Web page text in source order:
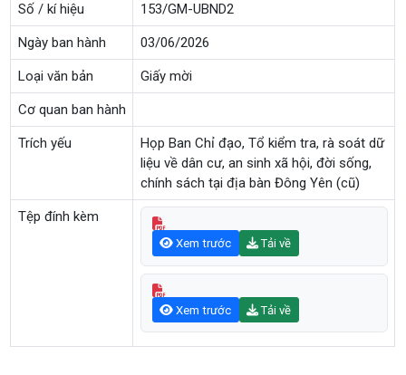
Số / kí hiệu 153/GM-UBND2
Ngày ban hành 03/06/2026
Loại văn bản Giấy mời
Cơ quan ban hành
Trích yếu
Họp Ban Chỉ đạo, Tổ kiểm tra, rà soát dữ
liệu về dân cư, an sinh xã hội, đời sống,
chính sách tại địa bàn Đông Yên (cũ)
Tệp đính kèm
Xem trước Tải về
Xem trước Tải về